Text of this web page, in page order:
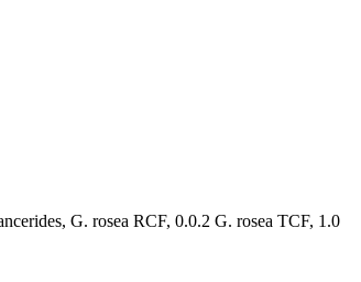
G. rosea RCF, 0.0.2 G. rosea TCF, 1.0